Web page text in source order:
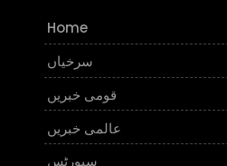
Home
سرخیاں
قومی خبریں
عالمی خبریں
سپورٹس